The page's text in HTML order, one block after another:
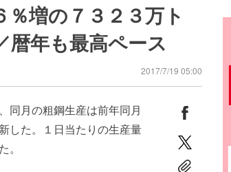
増の７３２３万ト
暦年も最高ペース
2017/7/19 05:00
同月の粗鋼生産は前年同月
した。１日当たりの生産量